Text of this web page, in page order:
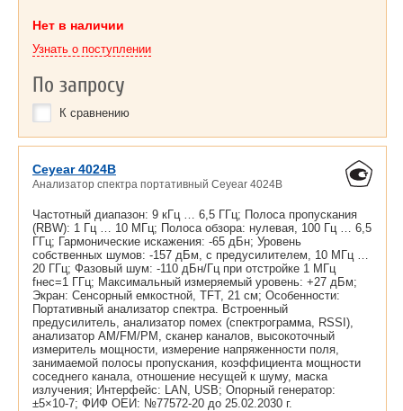
Нет в наличии
Узнать о поступлении
По запросу
К сравнению
Ceyear 4024B
Анализатор спектра портативный Ceyear 4024B
Частотный диапазон: 9 кГц … 6,5 ГГц; Полоса пропускания
(RBW): 1 Гц … 10 МГц; Полоса обзора: нулевая, 100 Гц … 6,5
ГГц; Гармонические искажения: -65 дБн; Уровень
собственных шумов: -157 дБм, с предусилителем, 10 МГц …
20 ГГц; Фазовый шум: -110 дБн/Гц при отстройке 1 МГц
fнес=1 ГГц; Максимальный измеряемый уровень: +27 дБм;
Экран: Сенсорный емкостной, TFT, 21 см; Особенности:
Портативный анализатор спектра. Встроенный
предусилитель, анализатор помех (спектрограмма, RSSI),
анализатор AM/FM/PM, сканер каналов, высокоточный
измеритель мощности, измерение напряженности поля,
занимаемой полосы пропускания, коэффициента мощности
соседнего канала, отношение несущей к шуму, маска
излучения; Интерфейс: LAN, USB; Опорный генератор:
±5×10-7; ФИФ ОЕИ: №77572-20 до 25.02.2030 г.